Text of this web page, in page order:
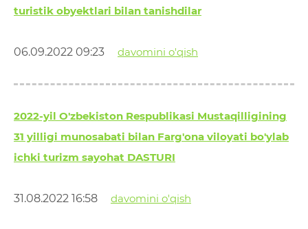
turistik obyektlari bilan tanishdilar
06.09.2022 09:23 davomini o'qish
2022-yil O'zbekiston Respublikasi Mustaqilligining
31 yilligi munosabati bilan Farg'ona viloyati bo'ylab
ichki turizm sayohat DASTURI
31.08.2022 16:58 davomini o'qish